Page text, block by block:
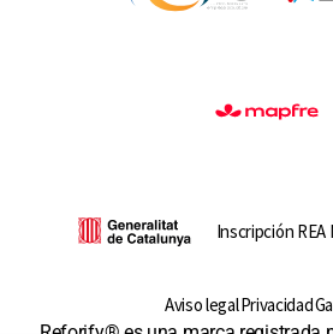
Inscripción REA
Aviso legalPrivacidad